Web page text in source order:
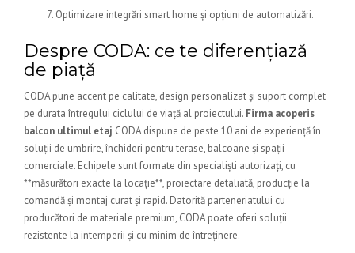
Optimizare integrări smart home și opțiuni de automatizări.
Despre CODA: ce te diferențiază
de piață
CODA pune accent pe calitate, design personalizat și suport complet
pe durata întregului ciclului de viață al proiectului. Firma acoperis
balcon ultimul etaj CODA dispune de peste 10 ani de experiență în
soluții de umbrire, închideri pentru terase, balcoane și spații
comerciale. Echipele sunt formate din specialiști autorizați, cu
**măsurători exacte la locație**, proiectare detaliată, producție la
comandă și montaj curat și rapid. Datorită parteneriatului cu
producători de materiale premium, CODA poate oferi soluții
rezistente la intemperii și cu minim de întreținere.